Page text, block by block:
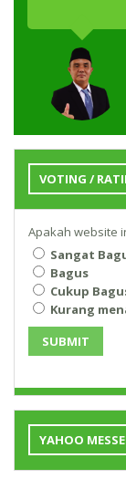
VOTING /
Apakah website
Sangat
Bagus
Cukup
Kurang
SUBMIT
YAHOO